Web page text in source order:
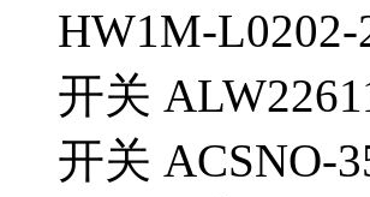
HW1M-
开关
开关 ACSNO-